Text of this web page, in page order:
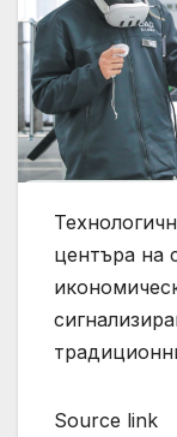
центъра на
Source link